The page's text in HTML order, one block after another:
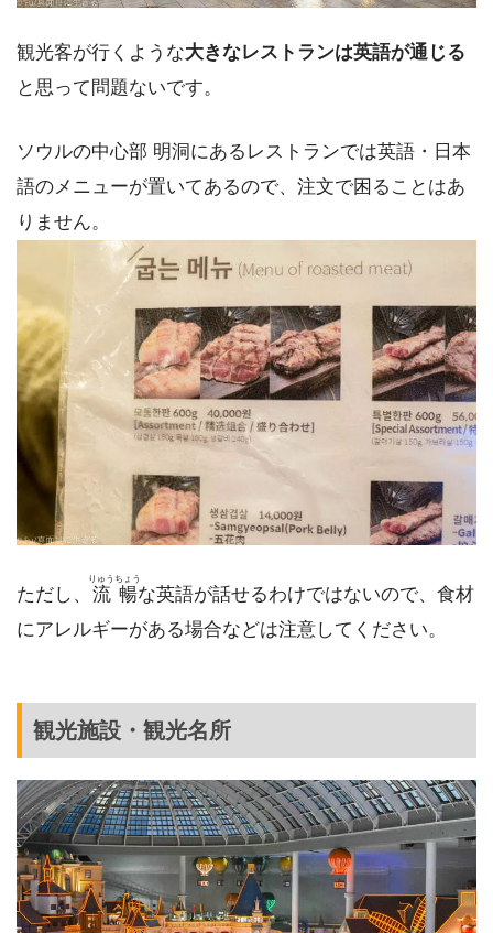
観光客が行くような大きなレストランは英語が通じる
と思って問題ないです。
ソウルの中心部 明洞にあるレストランでは英語・日本
語のメニューが置いてあるので、注文で困ることはあ
りません。
ただし、 流暢
りゅうちょう
な英語が話せるわけではないので、食材
にアレルギーがある場合などは注意してください。
観光施設・観光名所